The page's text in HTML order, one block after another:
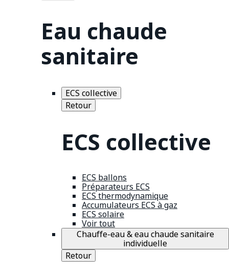
Eau chaude
sanitaire
ECS collective
Retour
ECS collective
ECS ballons
Préparateurs ECS
ECS thermodynamique
Accumulateurs ECS à gaz
ECS solaire
Voir tout
Chauffe-eau & eau chaude sanitaire
individuelle
Retour